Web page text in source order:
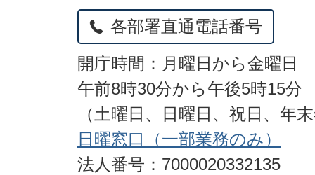
各部署直通電話番号
開庁時間：月曜日から金曜日
午前8時30分から午後5時15分
（土曜日、日曜日、祝日、年
日曜窓口（一部業務のみ）
法人番号：7000020332135